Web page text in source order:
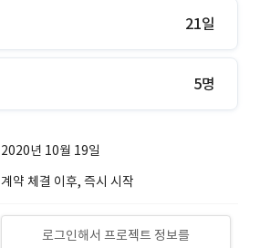
21일
5명
2020년 10월 19일
계약 체결 이후, 즉시 시작
로그인해서 프로젝트 정보를